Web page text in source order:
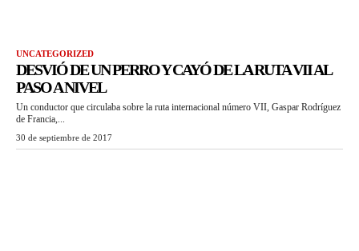
UNCATEGORIZED
DESVIÓ DE UN PERRO Y CAYÓ DE LA RUTA VII AL
PASO A NIVEL
Un conductor que circulaba sobre la ruta internacional número VII, Gaspar Rodríguez
de Francia,...
30 de septiembre de 2017